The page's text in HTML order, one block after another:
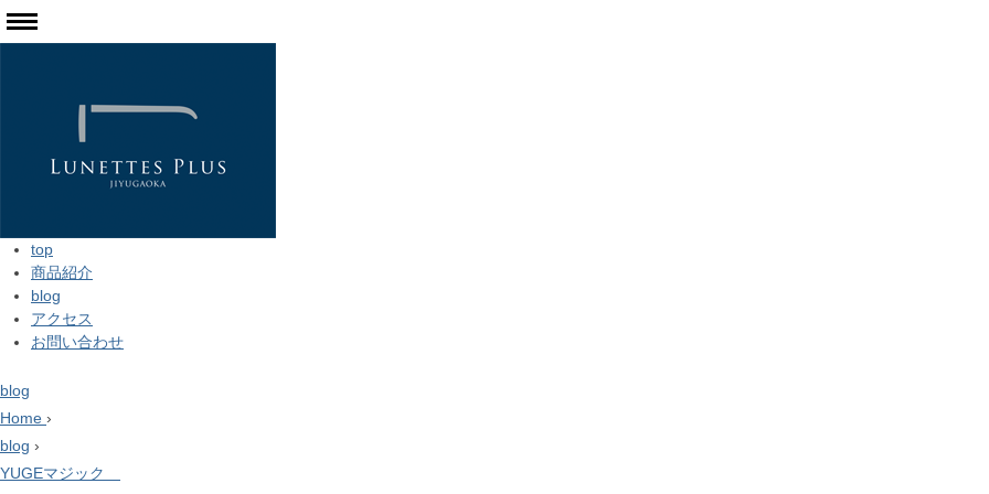
top
商品紹介
blog
アクセス
お問い合わせ
blog
Home ›
blog ›
YUGEマジック